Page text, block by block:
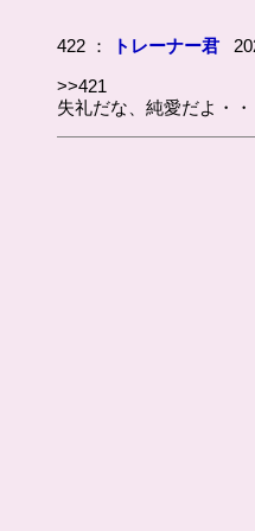
422 ： トレーナー君
>>421
失礼だな、純愛だよ・・